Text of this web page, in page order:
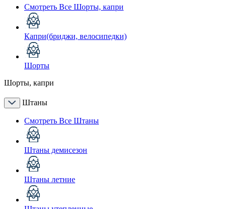
Смотреть Все Шорты, капри
Капри(бриджи, велосипедки)
Шорты
Шорты, капри
Штаны
Смотреть Все Штаны
Штаны демисезон
Штаны летние